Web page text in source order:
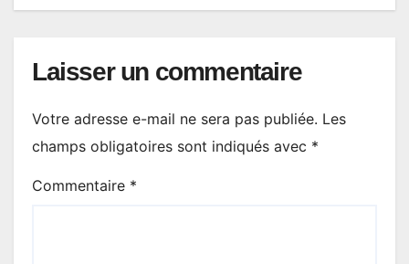
Laisser un commentaire
Votre adresse e-mail ne sera pas publiée. Les
champs obligatoires sont indiqués avec *
Commentaire *